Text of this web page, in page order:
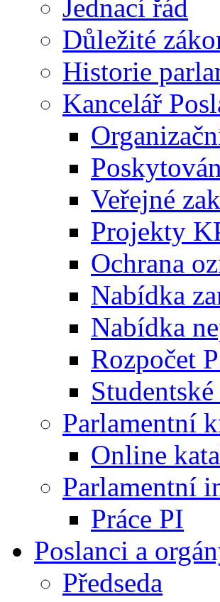
Jednací řád
Důležité
Historie
Kancelář
Veřejné
Projekty
Ochrana
Nabídka
Nabídka
Rozpočet
Studentské
Parlamentní
Online
Parlamentní
Práce PI
Poslanci a
Předseda